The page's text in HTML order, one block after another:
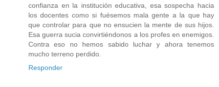
confianza en la institución educativa, esa sospecha hacia
los docentes como si fuésemos mala gente a la que hay
que controlar para que no ensucien la mente de sus hijos.
Esa guerra sucia convirtiéndonos a los profes en enemigos.
Contra eso no hemos sabido luchar y ahora tenemos
mucho terreno perdido.
Responder